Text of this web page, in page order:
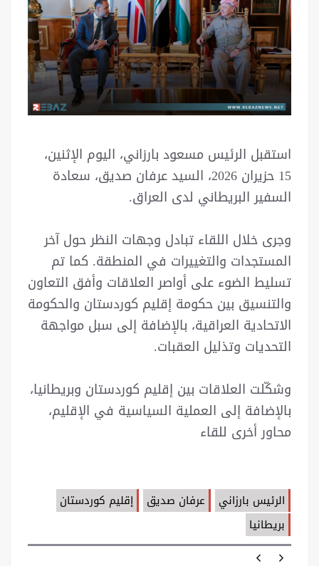
استقبل الرئيس مسعود بارزاني، اليوم الإثنين،
15 حزيران 2026، السيد عرفان صديق، سعادة
السفير البريطاني لدى العراق.
وجرى خلال اللقاء تبادل وجهات النظر حول آخر
المستجدات والتغييرات في المنطقة. كما تم
تسليط الضوء على أواصر العلاقات وأفق التعاون
والتنسيق بين حكومة إقليم كوردستان والحكومة
الاتحادية العراقية، بالإضافة إلى سبل مواجهة
التحديات وتذليل العقبات.
وشكّلت العلاقات بين إقليم كوردستان وبريطانيا،
بالإضافة إلى العملية السياسية في الإقليم،
محاور أخرى للقاء
الرئيس بارزاني عرفان صديق
إقليم كوردستان
بريطانيا